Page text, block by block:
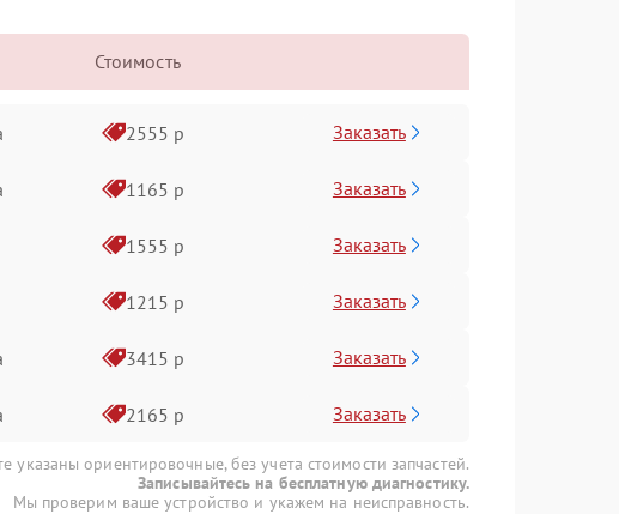
Стоимость
2555 р Заказать
1165 р Заказать
1555 р Заказать
1215 р Заказать
3415 р Заказать
2165 р Заказать
указаны ориентировочные, без учета стоимости запчастей.
Записывайтесь на бесплатную диагностику.
Мы проверим ваше устройство и укажем на неисправность.